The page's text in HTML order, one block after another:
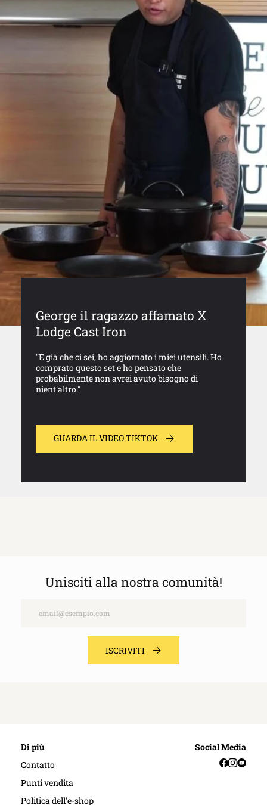
George il ragazzo affamato X
Lodge Cast Iron
"E già che ci sei, ho aggiornato i miei utensili. Ho
comprato questo set e ho pensato che
probabilmente non avrei avuto bisogno di
nient'altro."
GUARDA IL VIDEO TIKTOK
Unisciti alla nostra comunità!
ISCRIVITI
Di più
Contatto
Punti vendita
Politica dell'e-shop
Social Media
Facebook